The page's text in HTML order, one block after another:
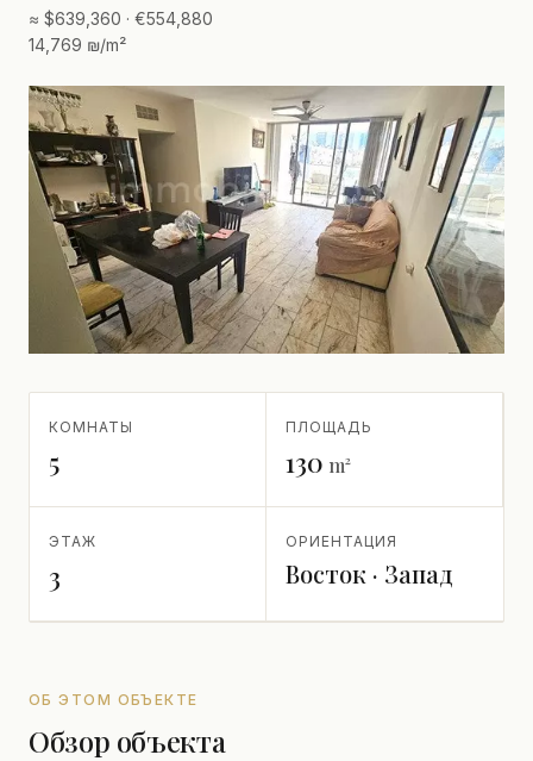
≈ $639,360 · €554,880
14,769 ₪/m²
КОМНАТЫ
5
ПЛОЩАДЬ
130 m²
ЭТАЖ
3
ОРИЕНТАЦИЯ
Восток · Запад
ОБ ЭТОМ ОБЪЕКТЕ
Обзор объекта